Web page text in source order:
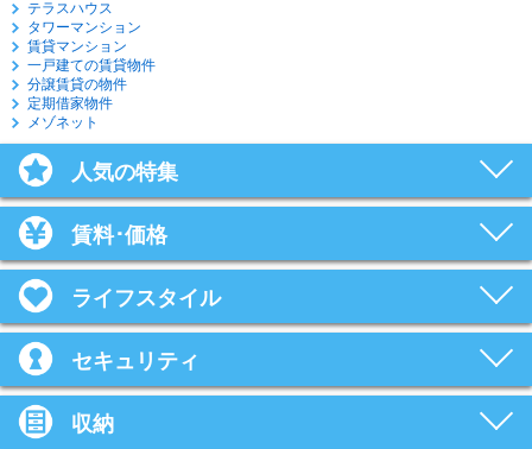
テラスハウス
タワーマンション
賃貸マンション
一戸建ての賃貸物件
分譲賃貸の物件
定期借家物件
メゾネット
人気の特集
賃料･価格
ライフスタイル
セキュリティ
収納